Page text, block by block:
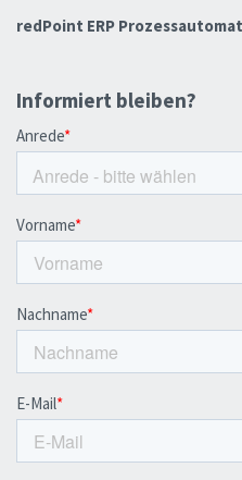
redPoint ERP
Informiert bleiben?